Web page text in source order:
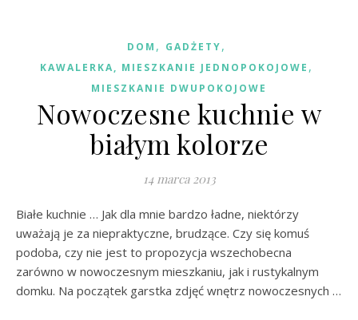
DOM , GADŻETY,
KAWALERKA, MIESZKANIE JEDNOPOKOJOWE ,
MIESZKANIE DWUPOKOJOWE
Nowoczesne kuchnie w
białym kolorze
14 marca 2013
Białe kuchnie … Jak dla mnie bardzo ładne, niektórzy
uważają je za niepraktyczne, brudzące. Czy się komuś
podoba, czy nie jest to propozycja wszechobecna
zarówno w nowoczesnym mieszkaniu, jak i rustykalnym
domku. Na początek garstka zdjęć wnętrz nowoczesnych …